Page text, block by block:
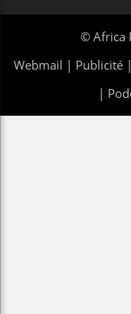
© Africa
Webmail | Publicité
|